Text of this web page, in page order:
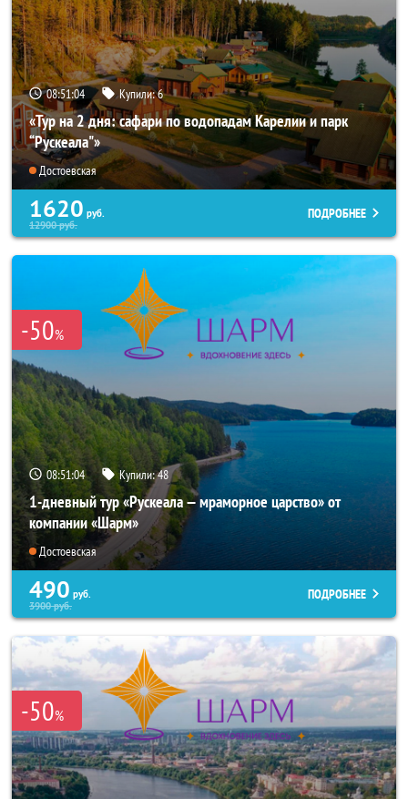
08:51:02 Купили:6
«Тур на 2 дня: сафари по водопадам Карелии и парк
“Рускеала"»
Достоевская
1620 руб.
12900руб.
ПОДРОБНЕЕ
-50%
08:51:02 Купили:48
1-дневный тур «Рускеала — мраморное царство» от
компании «Шарм»
Достоевская
490 руб.
3900руб.
ПОДРОБНЕЕ
-50%